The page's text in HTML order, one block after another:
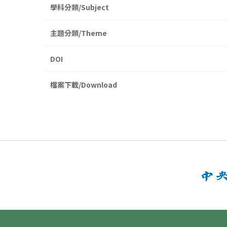
學科分類/Subject
主題分類/Theme
DOI
檔案下載/Download